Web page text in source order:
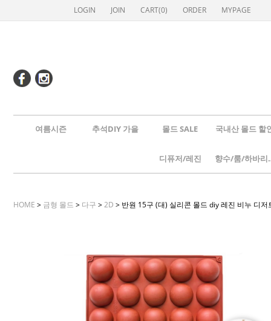
LOGIN JOIN CART(0) ORDER MYPAGE
여름시즌 추석DIY 가을 몰드 SALE 국내산 몰드 할
디퓨저/레진 향
HOME > 금형 몰드 > 다구 >2D > 반원 15구 (대) 실리콘 몰드 diy 레진 비누 디저